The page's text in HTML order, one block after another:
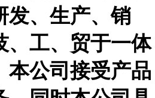
发、生产、销
、工、贸于一体
本公司接受产品